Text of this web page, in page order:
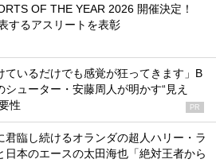
OF THE YEAR 2026 開催決定！
するアスリートを表彰
ているだけでも感覚が狂ってきます」B
シューター・安藤周人が明かす“見え
性
PR
君臨し続けるオランダの超人ハリー・ラ
日本のエースの太田海也「絶対王者から